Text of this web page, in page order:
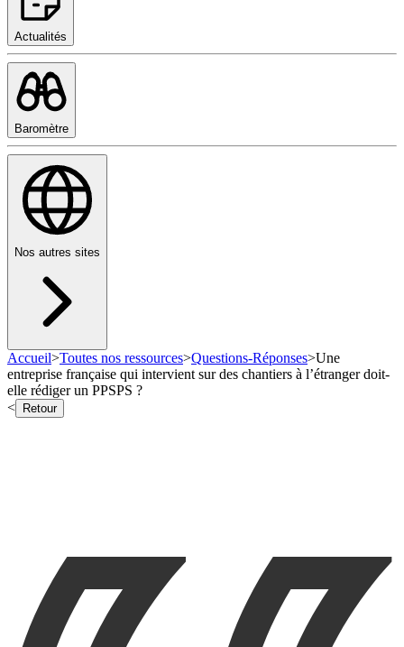
Actualités
Baromètre
Nos autres sites
Accueil>Toutes nos ressources>Questions-Réponses>Une
entreprise française qui intervient sur des chantiers à l’étranger doit-
elle rédiger un PPSPS ?
<
Retour